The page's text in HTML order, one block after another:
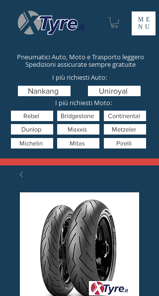
ME
NU
Pneumatici Auto, Moto e Trasporto leggero
Spedizioni assicurate sempre gratuite
I più richiesti Moto:
Mitas
Nankang
Pirelli
Uniroyal
Metzeler
Dunlop
Bridgestone Continental
Michelin
Rebel
I più richiesti Auto:
Maxxis